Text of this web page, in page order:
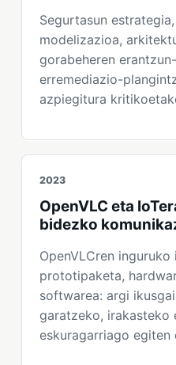
Segurtasun
modelizazioa,
gorabeheren
erremediazio-
azpiegitura
2023
OpenVLC eta
bidezko
OpenVLCren inguruko
prototipaketa,
softwarea: argi
garatzeko, irakasteko
eskuragarriago